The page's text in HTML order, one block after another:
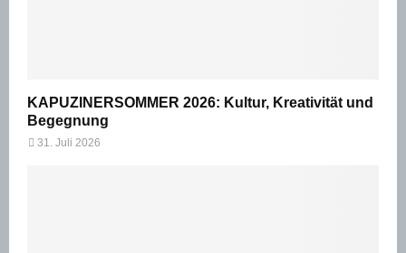
KAPUZINERSOMMER 2026: Kultur, Kreativität und
Begegnung
31. Juli 2026